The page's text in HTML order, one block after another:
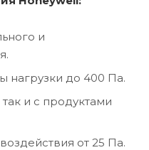
и
нагрузки до 400 Па.
и с продуктами
от 25 Па.